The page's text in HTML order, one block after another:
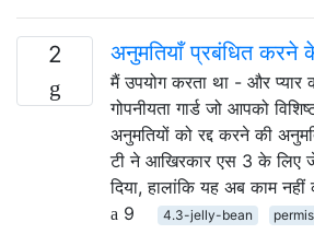
2 अनुमतियाँ प्रबंधित करने
मैं उपयोग करता था - और प्यार
गोपनीयता गार्ड जो आपको
अनुमतियों को रद्द करने की
टी ने आखिरकार एस 3 के लिए
दिया, हालांकि यह अब काम
9
4.3-jelly-bean